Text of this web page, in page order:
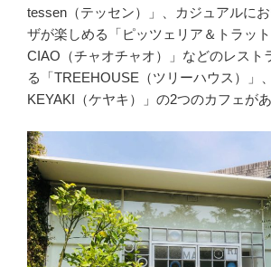
tessen（テッセン）」、カジュアルに
ザが楽しめる「ピッツェリア＆トラッ
CIAO（チャオチャオ）」などのレスト
る「TREEHOUSE（ツリーハウス）」
KEYAKI（ケヤキ）」の2つのカフェがあ